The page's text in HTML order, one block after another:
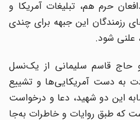
حرم هم، تبلیغات آمریکا و
این جبهه برای چندی
شود.
حاج قاسم سلیمانی از یک‌نسل
به دست آمریکایی‌ها و تشییع
این دو شهید، دعا و درخواست
که طبق روایات و خاطرات به‌جا